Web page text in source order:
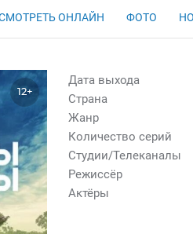
ОНЛАЙН ФОТО
12+
Дата выхода
Страна
Жанр
Количество серий
Студии/Телеканалы
Режиссёр
Актёры